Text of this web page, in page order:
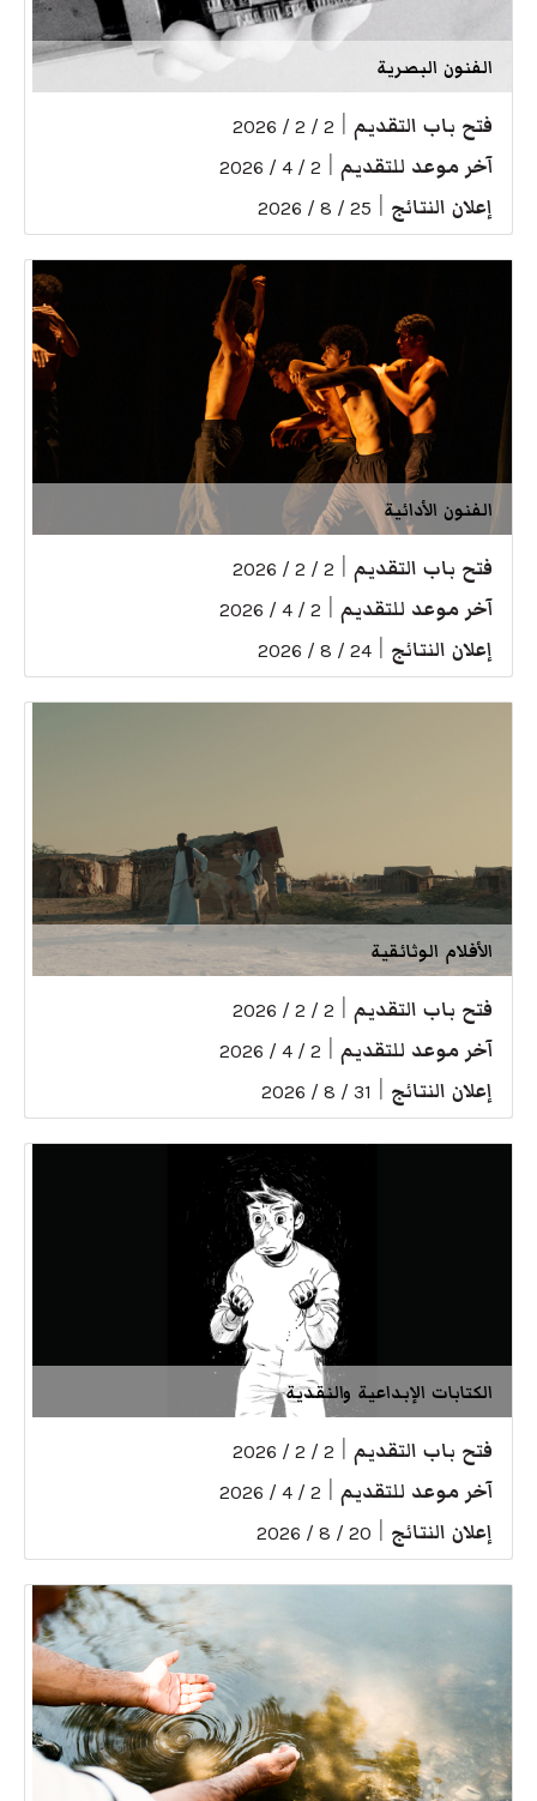
الفنون البصرية
فتح باب التقديم 2 / 2 / 2026
آخر موعد للتقديم 2 / 4 / 2026
إعلان النتائج 25 / 8 / 2026
الفنون الأدائية
فتح باب التقديم 2 / 2 / 2026
آخر موعد للتقديم 2 / 4 / 2026
إعلان النتائج 24 / 8 / 2026
الأفلام الوثائقية
فتح باب التقديم 2 / 2 / 2026
آخر موعد للتقديم 2 / 4 / 2026
إعلان النتائج 31 / 8 / 2026
الكتابات الإبداعية والنقدية
فتح باب التقديم 2 / 2 / 2026
آخر موعد للتقديم 2 / 4 / 2026
إعلان النتائج 20 / 8 / 2026